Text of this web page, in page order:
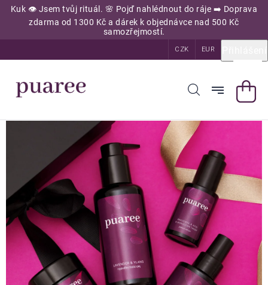
PřejítKuk 👁️ Jsem tvůj rituál. 🌸 Pojď nahlédnout do ráje ➡️ Doprava
zdarma od 1300 Kč a dárek k objednávce nad 500 Kč
samozřejmostí.
CZK EUR